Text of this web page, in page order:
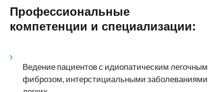
Профессиональные
компетенции и специализации:
Ведение пациентов с идиопатическим легочным
фиброзом, интерстициальными заболеваниями